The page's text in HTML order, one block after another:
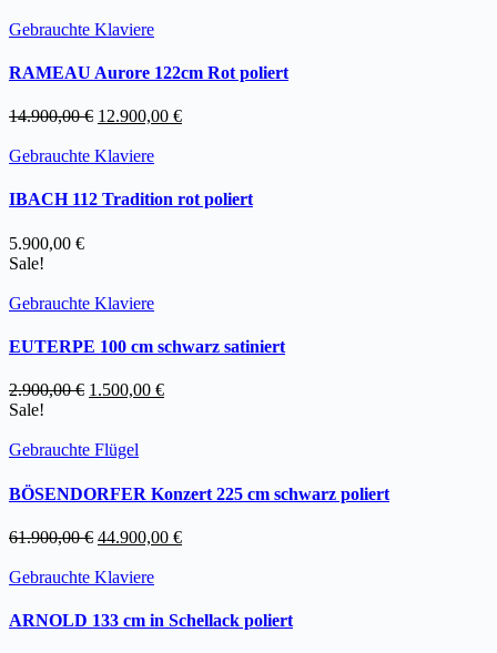
Gebrauchte Klaviere
RAMEAU Aurore 122cm Rot poliert
14.900,00€ Ursprünglicher
war:
12.900,00 €Aktueller
Gebrauchte Klaviere
IBACH 112 Tradition rot poliert
5.900,00 €
Sale!
Gebrauchte Klaviere
EUTERPE 100 cm schwarz satiniert
2.900,00€ Ursprünglicher
2.900,00 €
1.500,00 €Aktueller
Sale!
Gebrauchte Flügel
BÖSENDORFER Konzert 225 cm schwarz poliert
61.900,00€ Ursprünglicher
war:
44.900,00 €Aktueller
Gebrauchte Klaviere
ARNOLD 133 cm in Schellack poliert